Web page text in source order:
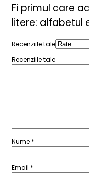
Fi primul care
litere: alfabetul
Recenziile tale
Recenziile tale
Nume *
Email *